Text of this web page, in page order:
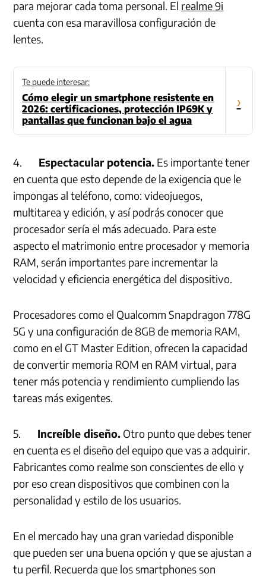
para mejorar cada toma personal. El realme 9i
cuenta con esa maravillosa configuración de
lentes.
Te puede interesar:
Cómo elegir un smartphone resistente en
2026: certificaciones, protección IP69K y
pantallas que funcionan bajo el agua
›
4. Espectacular potencia. Es importante tener
en cuenta que esto depende de la exigencia que le
impongas al teléfono, como: videojuegos,
multitarea y edición, y así podrás conocer que
procesador sería el más adecuado. Para este
aspecto el matrimonio entre procesador y memoria
RAM, serán importantes pare incrementar la
velocidad y eficiencia energética del dispositivo.
Procesadores como el Qualcomm Snapdragon 778G
5G y una configuración de 8GB de memoria RAM,
como en el GT Master Edition, ofrecen la capacidad
de convertir memoria ROM en RAM virtual, para
tener más potencia y rendimiento cumpliendo las
tareas más exigentes.
5. Increíble diseño. Otro punto que debes tener
en cuenta es el diseño del equipo que vas a adquirir.
Fabricantes como realme son conscientes de ello y
por eso crean dispositivos que combinen con la
personalidad y estilo de los usuarios.
En el mercado hay una gran variedad disponible
que pueden ser una buena opción y que se ajustan a
tu perfil. Recuerda que los smartphones son